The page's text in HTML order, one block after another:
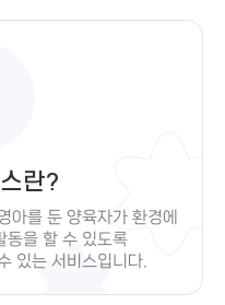
란?
아를 둔 양육자가 환경에
동을 할 수 있도록
있는 서비스입니다.